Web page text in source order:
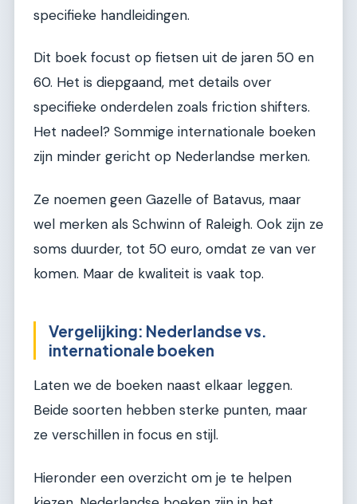
specifieke handleidingen.
Dit boek focust op fietsen uit de jaren 50 en
60. Het is diepgaand, met details over
specifieke onderdelen zoals friction shifters.
Het nadeel? Sommige internationale boeken
zijn minder gericht op Nederlandse merken.
Ze noemen geen Gazelle of Batavus, maar
wel merken als Schwinn of Raleigh. Ook zijn ze
soms duurder, tot 50 euro, omdat ze van ver
komen. Maar de kwaliteit is vaak top.
Vergelijking: Nederlandse vs.
internationale boeken
Laten we de boeken naast elkaar leggen.
Beide soorten hebben sterke punten, maar
ze verschillen in focus en stijl.
Hieronder een overzicht om je te helpen